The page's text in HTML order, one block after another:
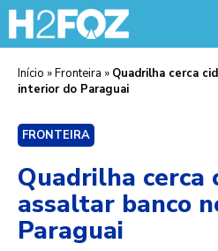
Início »Fronteira » Quadrilha cerca
interior do Paraguai
FRONTEIRA
Quadrilha cerca
assaltar banco
Paraguai